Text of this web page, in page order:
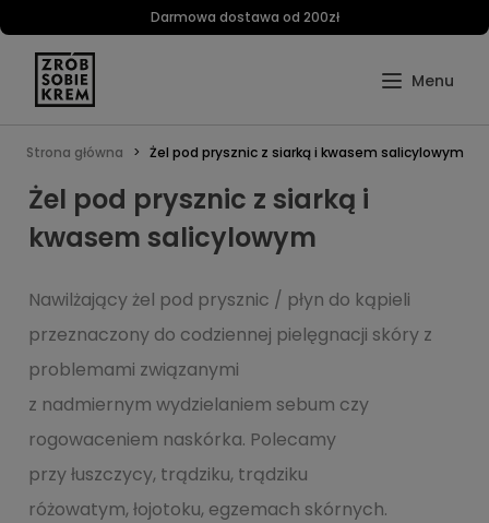
Darmowa dostawa od 200zł
Strona główna Żel pod prysznic z siarką i kwasem salicylowym
Żel pod prysznic z siarką i
kwasem salicylowym
Nawilżający żel pod prysznic / płyn do kąpieli
przeznaczony do codziennej pielęgnacji skóry z
problemami związanymi
z nadmiernym wydzielaniem sebum czy
rogowaceniem naskórka. Polecamy
przy łuszczycy, trądziku, trądziku
różowatym, łojotoku, egzemach skórnych.